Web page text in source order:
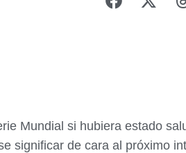
Mundial si hubiera estado
significar de cara al próximo